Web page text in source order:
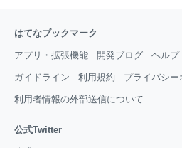
はてなブックマーク
アプリ・拡張機能 開発ブログ ヘルプ
ガイドライン 利用規約 プライバシー
利用者情報の外部送信について
公式Twitter